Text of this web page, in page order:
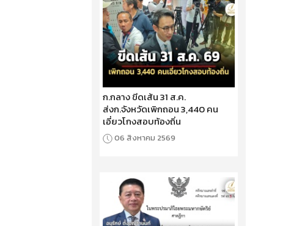
ก.กลาง ขีดเส้น 31 ส.ค.
ส่งก.จังหวัดเพิกถอน 3,440 คน
เอี่ยวโกงสอบท้องถิ่น
06 สิงหาคม 2569